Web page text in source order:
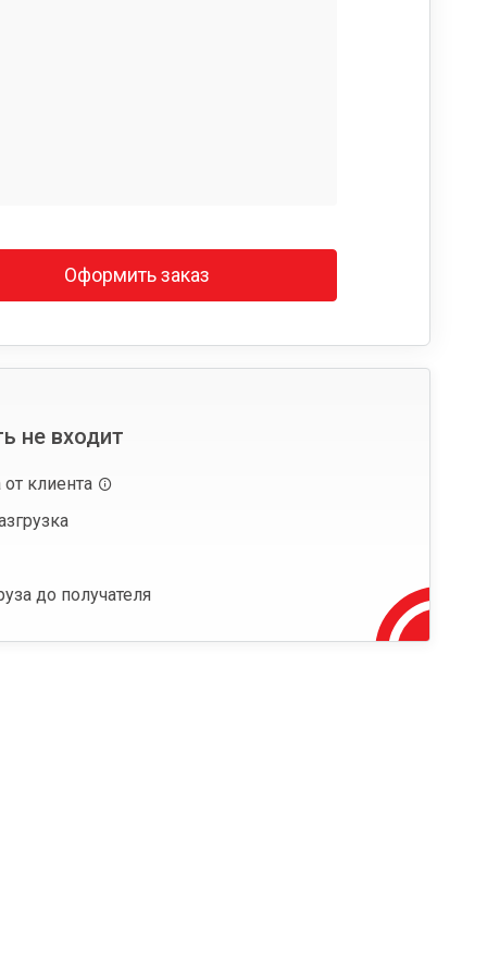
Оформить заказ
не входит
от клиента
до получателя